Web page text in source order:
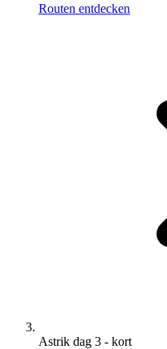
Routen entdecken
Astrik dag 3 - kort